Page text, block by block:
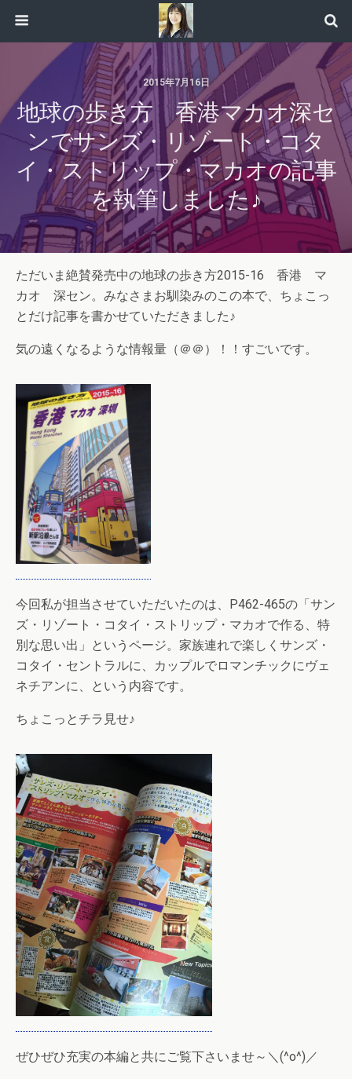
2015年7月16日
地球の歩き方 香港マカオ深セ
ンでサンズ・リゾート・コタ
イ・ストリップ・マカオの記事
を執筆しました♪
ただいま絶賛発売中の地球の歩き方2015-16 香港 マ
カオ 深セン。みなさまお馴染みのこの本で、ちょこっ
とだけ記事を書かせていただきました♪
気の遠くなるような情報量（＠＠）！！すごいです。
今回私が担当させていただいたのは、P462-465の「サン
ズ・リゾート・コタイ・ストリップ・マカオで作る、特
別な思い出」というページ。家族連れで楽しくサンズ・
コタイ・セントラルに、カップルでロマンチックにヴェ
ネチアンに、という内容です。
ちょこっとチラ見せ♪
ぜひぜひ充実の本編と共にご覧下さいませ～＼(^o^)／